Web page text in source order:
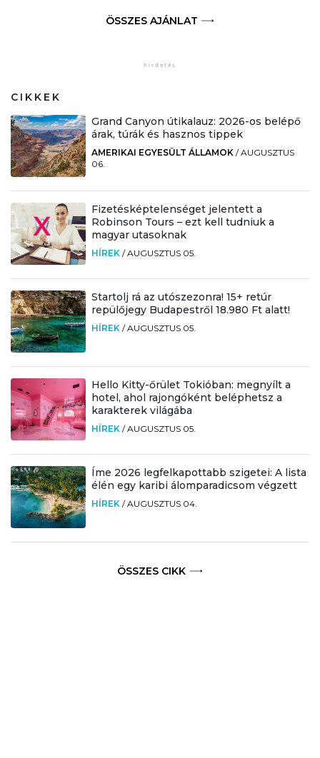
ÖSSZES AJÁNLAT
CIKKEK
Grand Canyon útikalauz: 2026-os belépő
árak, túrák és hasznos tippek
AMERIKAI EGYESÜLT ÁLLAMOK /AUGUSZTUS
06.
Fizetésképtelenséget jelentett a
Robinson Tours – ezt kell tudniuk a
magyar utasoknak
HÍREK /AUGUSZTUS 05.
Startolj rá az utószezonra! 15+ retúr
repülőjegy Budapestről 18.980 Ft alatt!
HÍREK /AUGUSZTUS 05.
Hello Kitty-őrület Tokióban: megnyílt a
hotel, ahol rajongóként beléphetsz a
karakterek világába
HÍREK /AUGUSZTUS 05.
Íme 2026 legfelkapottabb szigetei: A lista
élén egy karibi álomparadicsom végzett
HÍREK /AUGUSZTUS 04.
ÖSSZES CIKK